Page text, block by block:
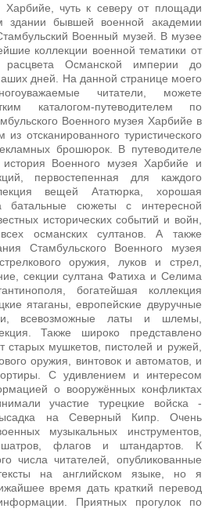
Харбийе, чуть к северу от площади
здании бывшей военной академии
Военный музей. В музее
коллекции военной тематики от
Османской империи до
дней. На данной странице моего
читатели, можете
каталогом-путеводителем по
Военного музея Харбийе в
отсканированного туристического
брошюрок. В путеводителе
Военного музея Харбийе и
первостепенная для каждого
вещей Ататюрка, хорошая
батальные сюжеты с интересной
исторических событий и войн,
османских султанов. А также
Стамбульского Военного музея
оружия, луков и стрел,
секции султана Фатиха и Селима
богатейшая коллекция
ятаганы, европейские двуручные
всевозможные латы и шлемы,
Также широко представлено
старых мушкетов, пистолей и ружей,
оружия, винтовок и автоматов, и
С удивлением и интересом
о вооружённых конфликтах
участие турецкие войска -
на Северный Кипр. Очень
музыкальных инструментов,
шатров, флагов и штандартов. К
числа читателей, опубликованные
на английском языке, но я
время дать краткий перевод
Приятных прогулок по